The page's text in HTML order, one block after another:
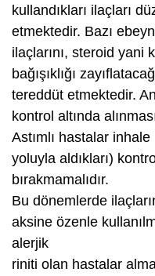
kullandıkları ilaçları
etmektedir. Bazı
ilaçlarını, steroid yani
bağışıklığı
tereddüt etmektedir.
kontrol altında
Astımlı hastalar
yoluyla aldıkları)
bırakmamalıdır.
Bu dönemlerde
aksine özenle
alerjik
riniti olan hastalar